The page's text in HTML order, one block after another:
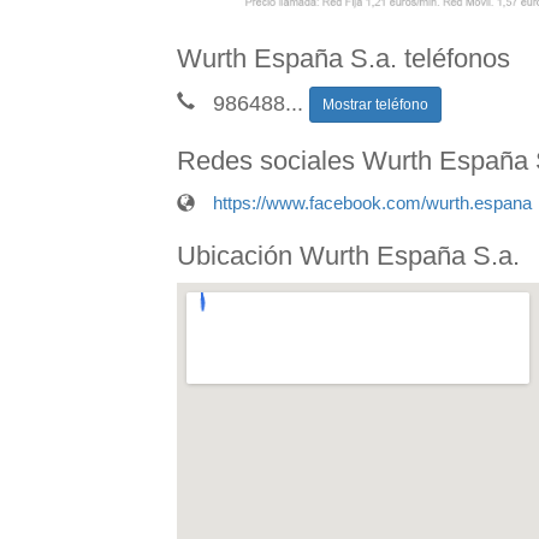
Wurth España S.a. teléfonos
986488... Mostrar teléfono
Redes sociales Wurth España
https://www.facebook.com/wurth.espana
Ubicación Wurth España S.a.